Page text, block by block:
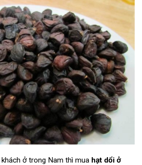
ở trong Nam thì mua hạt dổi ở